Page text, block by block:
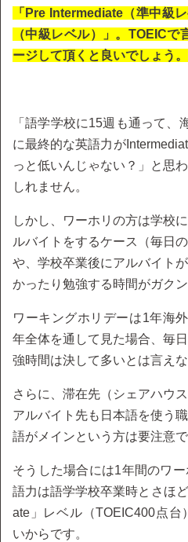
「Pre Intermediate（準中級レ
（中級レベル）」。TOEIC
ージして頂くと良いでしょう。
「語学学校に15週も通って
に最終的な英語力が
っと低いんじゃない？」と思
しれません。
しかし、ワーホリの方は学校
ルバイトをするケース（毎日
や、学校卒業後にアルバイト
かったり勉強する時間がガク
ワーキングホリデーは1年海
年全体を通して見た場合、毎
強時間は決して多いとは言えな
さらに、滞在先（シェアハウ
アルバイト先も日本語を使う
語がメインという方は要注意で
そうした場合には1年間のワ
語力は語学学校卒業時とさほ
ate」レベル（TOEIC400点
いからです。